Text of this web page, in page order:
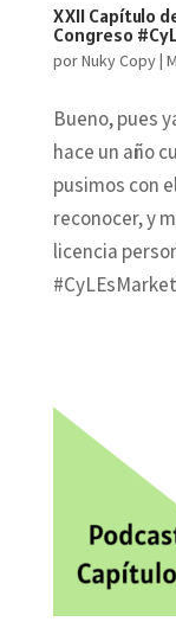
XXII Capítulo
Congreso
porNuky Copy|
Bueno, pues
hace un año
pusimos con
reconocer, y
licencia